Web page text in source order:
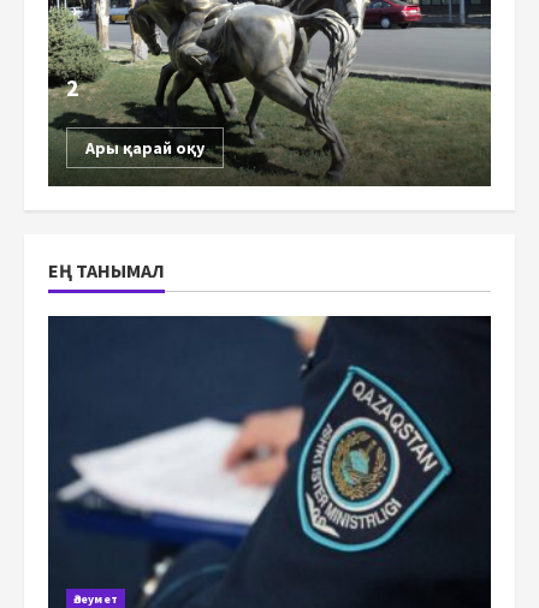
2
Ары қарай оқу
ЕҢ ТАНЫМАЛ
Әлеумет